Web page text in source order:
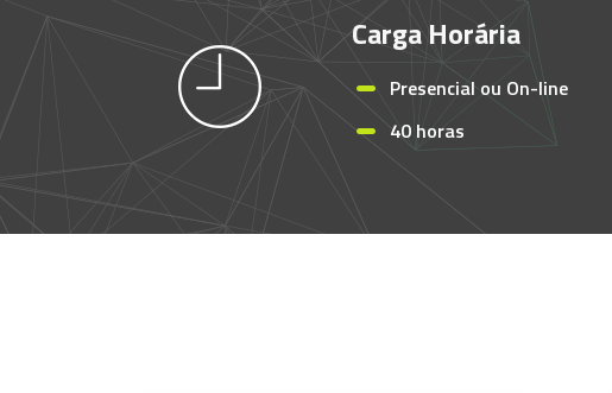
Carga Horária
Presencial ou On-line
40 horas